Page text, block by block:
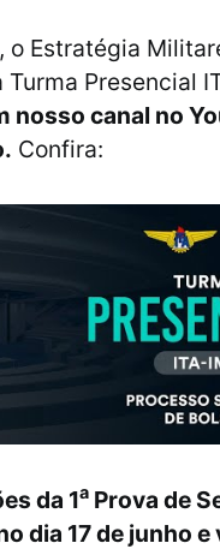
o Estratégia
Presencial
nosso canal no
Confira:
da 1a Prova de
dia 17 de junho e